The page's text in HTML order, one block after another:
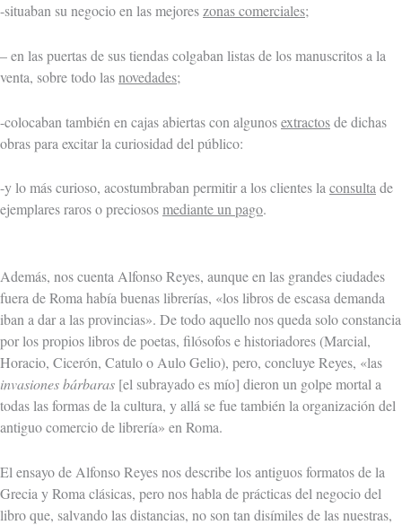
-situaban su negocio en las mejoreszonas comerciales;
– en las puertas de sus tiendas colgaban listas de los manuscritos a la
venta, sobre todo lasnovedades;
-colocaban también en cajas abiertas con algunosextractosde dichas
obras para excitar la curiosidad del público:
-y lo más curioso, acostumbraban permitir a los clientes la consulta de
ejemplares raros o preciososmediante un pago.
Además, nos cuenta Alfonso Reyes, aunque en las grandes ciudades
fuera de Roma había buenas librerías, «los libros de escasa demanda
iban a dar a las provincias». De todo aquello nos queda solo constancia
por los propios libros de poetas, filósofos e historiadores (Marcial,
Horacio, Cicerón, Catulo o Aulo Gelio), pero, concluye Reyes, «las
invasiones bárbaras [el subrayado es mío] dieron un golpe mortal a
todas las formas de la cultura, y allá se fue también la organización del
antiguo comercio de librería» en Roma.
El ensayo de Alfonso Reyes nos describe los antiguos formatos de la
Grecia y Roma clásicas, pero nos habla de prácticas del negocio del
libro que, salvando las distancias, no son tan disímiles de las nuestras,